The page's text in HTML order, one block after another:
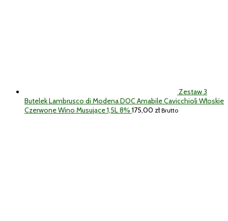
Zestaw 3
Butelek Lambrusco di Modena DOC Amabile Cavicchioli Włoskie
Czerwone Wino Musujące 1,5L 8% 175,00 zł Brutto